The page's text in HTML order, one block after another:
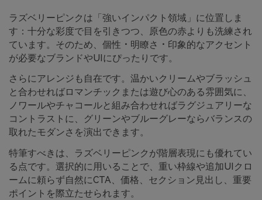
ラズベリーピンクは「強いインパクト領域」に位置しま
す：十分な彩度で目を引きつつ、原色の赤よりも洗練され
ています。そのため、個性・明瞭さ・印象的なアクセント
が必要なブランドやUIにぴったりです。
さらにアレンジも自在です。温かいクリームやブラッシュ
と合わせればロマンチックまたは遊び心のある雰囲気に、
ノワールやチャコールと組み合わせればラグジュアリーな
コントラストに、グリーンやブルーグレーならバランスの
取れたモダンさを演出できます。
特筆すべきは、ラズベリーピンクが階層表現にも優れてい
る点です。選択的に用いることで、重い枠線や追加UIクロ
ームに頼らず自然にCTA、価格、セクション見出し、重要
ポイントを際立たせられます。